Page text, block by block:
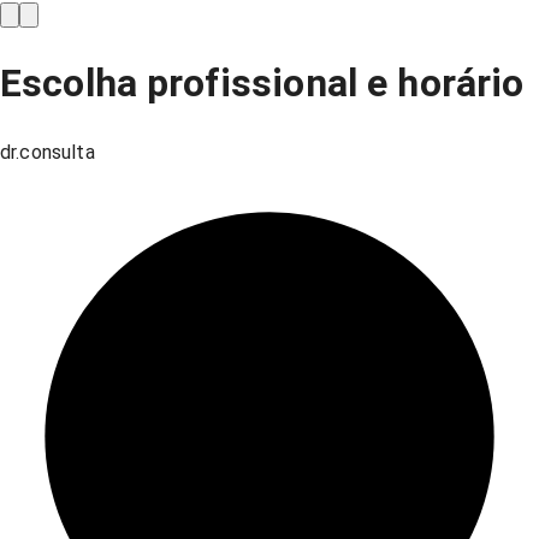
Escolha profissional e horário
dr.consulta